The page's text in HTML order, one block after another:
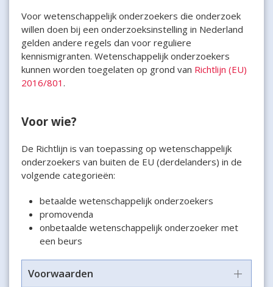
Voor wetenschappelijk onderzoekers die onderzoek
willen doen bij een onderzoeksinstelling in Nederland
gelden andere regels dan voor reguliere
kennismigranten. Wetenschappelijk onderzoekers
kunnen worden toegelaten op grond van Richtlijn (EU)
2016/801 .
Voor wie?
De Richtlijn is van toepassing op wetenschappelijk
onderzoekers van buiten de EU (derdelanders) in de
volgende categorieën:
betaalde wetenschappelijk onderzoekers
promovenda
onbetaalde wetenschappelijk onderzoeker met
een beurs
Voorwaarden